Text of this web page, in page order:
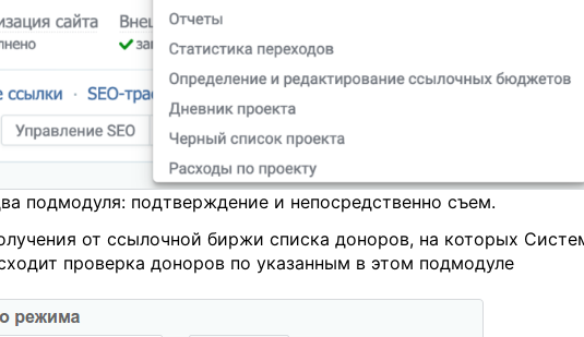
подмодуля: подтверждение и непосредственно съем.
от ссылочной биржи списка доноров, на которых
проверка доноров по указанным в этом подмодуле